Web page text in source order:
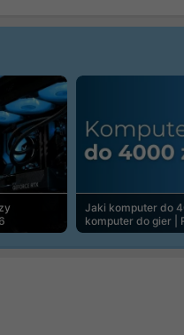
Jaki komputer do
komputer do gier |